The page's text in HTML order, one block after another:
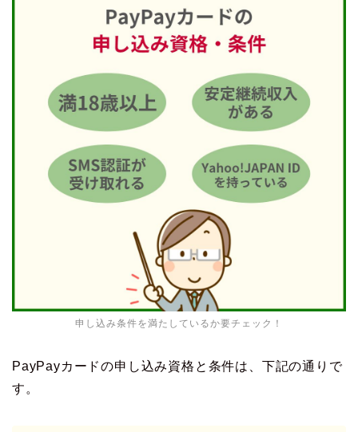
申し込み条件を満たしているか要チェック！
PayPayカードの申し込み資格と条件は、下記の通りで
す。